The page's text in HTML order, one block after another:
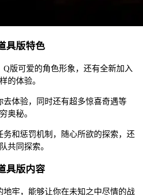
具版特色
Q版可爱的角色形象，还有全新加入
的体验。
去体验，同时还有超多惊喜奇遇等
奥秘。
务和惩罚机制，随心所欲的探索，还
共同探索。
具版内容
地牢，能够让你在未知之中尽情的战